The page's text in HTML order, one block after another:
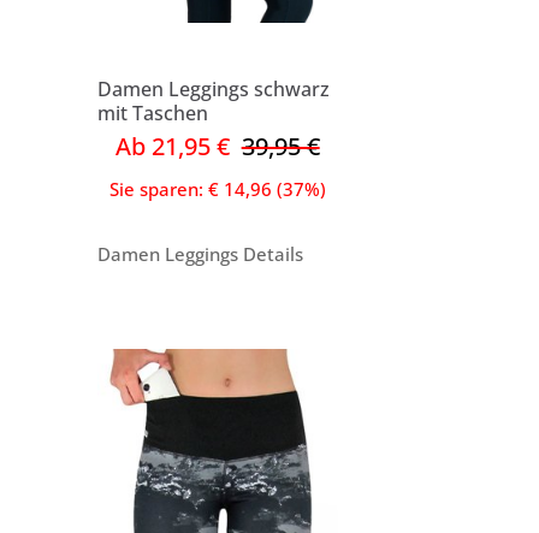
Damen Leggings schwarz
mit Taschen
Ab 21,95 €39,95 €
Sie sparen: € 14,96 (37%)
Damen Leggings Details